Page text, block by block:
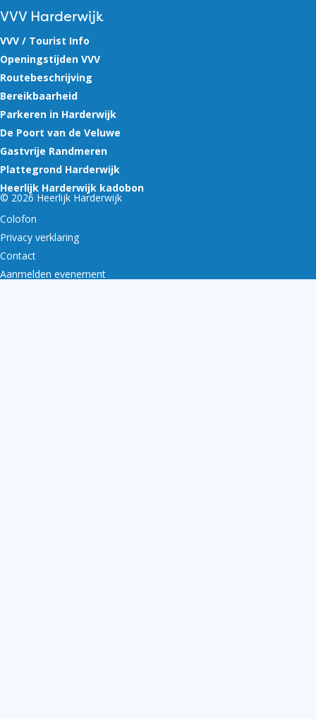
VVV Harderwijk
VVV / Tourist Info
Openingstijden VVV
Routebeschrijving
Bereikbaarheid
Parkeren in Harderwijk
De Poort van de Veluwe
Gastvrije Randmeren
Plattegrond Harderwijk
Heerlijk Harderwijk kadobon
© 2026 Heerlijk Harderwijk
Colofon
Privacy verklaring
Contact
Aanmelden evenement